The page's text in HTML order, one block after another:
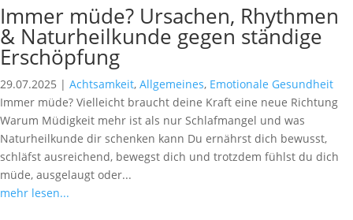
Immer müde? Ursachen, Rhythmen
& Naturheilkunde gegen ständige
Erschöpfung
29.07.2025 | Achtsamkeit, Allgemeines, Emotionale Gesundheit
Immer müde? Vielleicht braucht deine Kraft eine neue Richtung
Warum Müdigkeit mehr ist als nur Schlafmangel und was
Naturheilkunde dir schenken kann Du ernährst dich bewusst,
schläfst ausreichend, bewegst dich und trotzdem fühlst du dich
müde, ausgelaugt oder...
mehr lesen...